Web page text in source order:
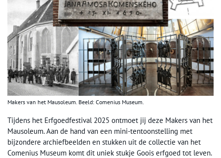
Makers van het Mausoleum. Beeld: Comenius Museum.
Tijdens het Erfgoedfestival 2025 ontmoet jij deze Makers van het
Mausoleum. Aan de hand van een mini-tentoonstelling met
bijzondere archiefbeelden en stukken uit de collectie van het
Comenius Museum komt dit uniek stukje Goois erfgoed tot leven.